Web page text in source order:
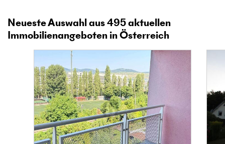
Neueste Auswahl aus495aktuellen
Immobilienangeboten in Österreich